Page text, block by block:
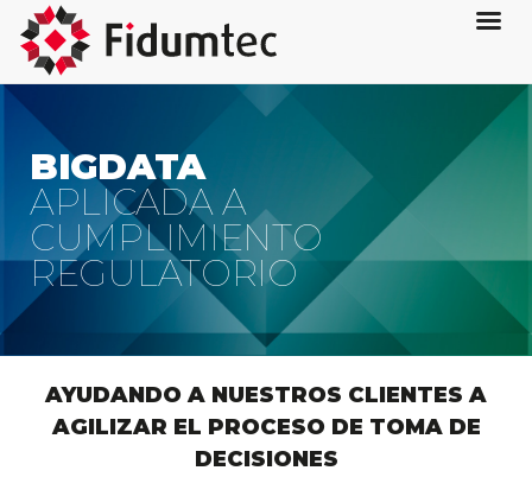
BIGDATA
APLICADA A
CUMPLIMIENTO
REGULATORIO
AYUDANDO A NUESTROS CLIENTES A
AGILIZAR EL PROCESO DE TOMA DE
DECISIONES